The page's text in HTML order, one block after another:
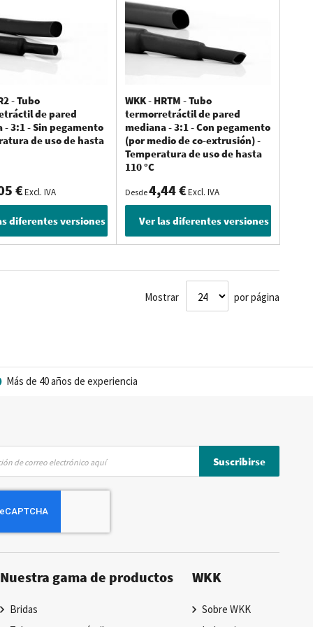
cortadas previamente e
previamente e impresas (logotipo/texto) a medida.
cortar y el número de piezas. Después también puede añadir
tubo termorretráctil completamente de acuerdo con sus
con uno de nuestros asesores. Contestaremos encantados
su aplicación específica. ¿Debe tener ciertas propiedades
a utilizar el tubo termorretráctil en condiciones de humedad
su compra de productos termorretráctiles.
y de construcción naval. ¿Tiene preguntas sobre los
específica? Póngase en
- Tubo
de pared
- 3:1 - Sin pegamento
de uso de hasta
€Excl. IVA
diferentes versiones
WKK - HRTM - Tubo
termorretráctil de pared
mediana - 3:1 - Con pegamento
(por medio de co-extrusión) -
Temperatura de uso de hasta
110 °C
Desde4,44 €Excl. IVA
Ver las diferentes versiones
Mostrar por página
Más de 40 años de experiencia
Suscribirse
Nuestra gama de productos
Bridas
WKK
Sobre WKK